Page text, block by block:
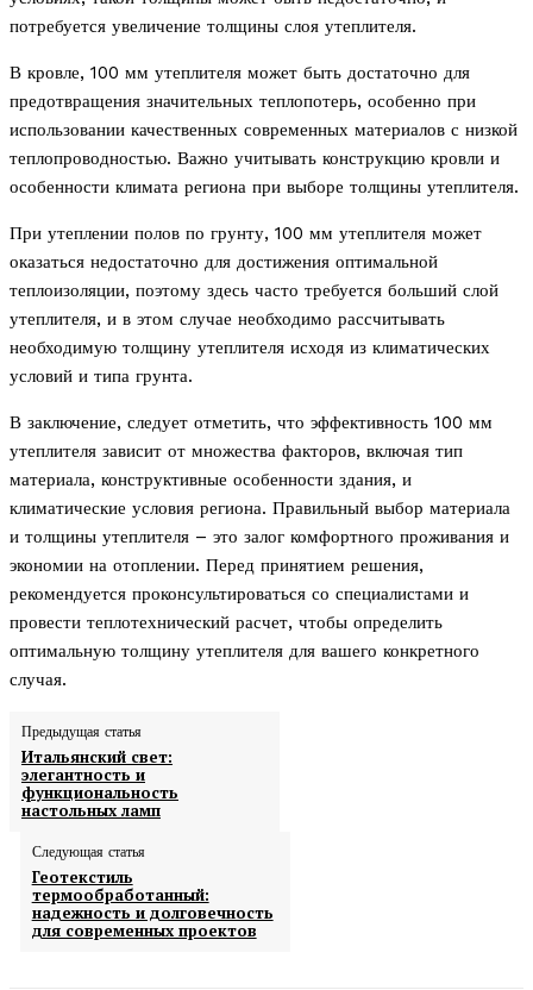
потребуется увеличение толщины слоя утеплителя.
В кровле, 100 мм утеплителя может быть достаточно для
предотвращения значительных теплопотерь, особенно при
использовании качественных современных материалов с низкой
теплопроводностью. Важно учитывать конструкцию кровли и
особенности климата региона при выборе толщины утеплителя.
При утеплении полов по грунту, 100 мм утеплителя может
оказаться недостаточно для достижения оптимальной
теплоизоляции, поэтому здесь часто требуется больший слой
утеплителя, и в этом случае необходимо рассчитывать
необходимую толщину утеплителя исходя из климатических
условий и типа грунта.
В заключение, следует отметить, что эффективность 100 мм
утеплителя зависит от множества факторов, включая тип
материала, конструктивные особенности здания, и
климатические условия региона. Правильный выбор материала
и толщины утеплителя – это залог комфортного проживания и
экономии на отоплении. Перед принятием решения,
рекомендуется проконсультироваться со специалистами и
провести теплотехнический расчет, чтобы определить
оптимальную толщину утеплителя для вашего конкретного
случая.
Предыдущая статья
Итальянский свет:
элегантность и
функциональность
настольных ламп
Следующая статья
Геотекстиль
термообработанный:
надежность и долговечность
для современных проектов